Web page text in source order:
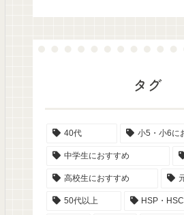
タグ
40代 小5・小6に
中学生におすすめ
高校生におすすめ
50代以上 HSP・